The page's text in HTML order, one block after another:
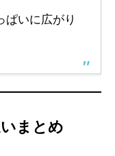
ぱいに広がり
まとめ